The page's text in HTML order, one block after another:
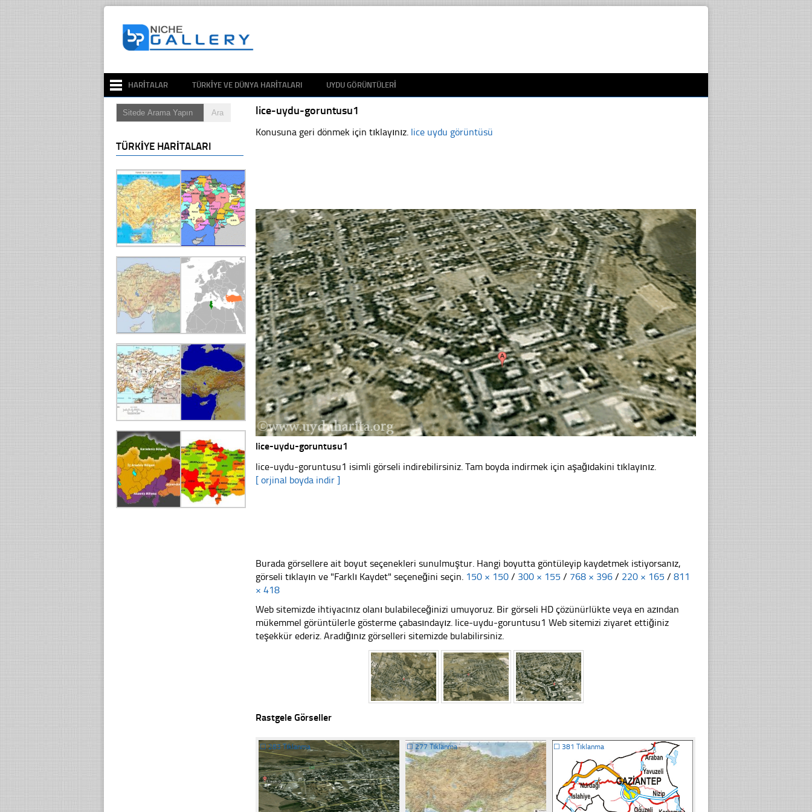
HARITALAR TÜRKIYE VE DÜNYA HARITALARI UYDU GÖRÜNTÜLERI
lice-uydu-goruntusu1
Konusuna geri dönmek için tıklayınız. lice uydu görüntüsü
lice-uydu-goruntusu1
lice-uydu-goruntusu1 isimli görseli indirebilirsiniz. Tam boyda indirmek için aşağıdakini tıklayınız.
[ orjinal boyda indir ]
Burada görsellere ait boyut seçenekleri sunulmuştur. Hangi boyutta göntüleyip kaydetmek istiyorsanız,
görseli tıklayın ve "Farklı Kaydet" seçeneğini seçin. 150 × 150 / 300 × 155 / 768 × 396 / 220 × 165 / 811
× 418
Web sitemizde ihtiyacınız olanı bulabileceğinizi umuyoruz. Bir görseli HD çözünürlükte veya en azından
mükemmel görüntülerle gösterme çabasındayız. lice-uydu-goruntusu1 Web sitemizi ziyaret ettiğiniz
teşekkür ederiz. Aradığınız görselleri sitemizde bulabilirsiniz.
Rastgele Görseller
☐283 Tıklanma ☐277 Tıklanma ☐ 381 Tıklanma
TÜRKIYE HARITALARI